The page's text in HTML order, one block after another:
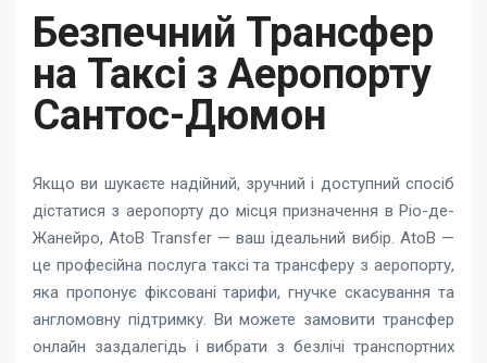
Безпечний Трансфер
на Таксі з Аеропорту
Сантос-Дюмон
Якщо ви шукаєте надійний, зручний і доступний спосіб
дістатися з аеропорту до місця призначення в Ріо-де-
Жанейро, AtoB Transfer — ваш ідеальний вибір. AtoB —
це професійна послуга таксі та трансферу з аеропорту,
яка пропонує фіксовані тарифи, гнучке скасування та
англомовну підтримку. Ви можете замовити трансфер
онлайн заздалегідь і вибрати з безлічі транспортних